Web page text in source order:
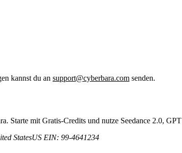
kannst du an support@cyberbara.com senden.
Starte mit Gratis-Credits und nutze Seedance 2.0,
StatesUS EIN: 99-4641234